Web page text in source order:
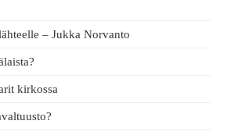
– Jukka Norvanto
kirkossa